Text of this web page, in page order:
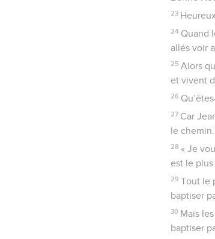
23
24 Quand
allés voir
25 Alors
et vivent
26
27 Car
le
28 « Je
est le plus
29 Tout le
baptiser
30 Mais
baptiser